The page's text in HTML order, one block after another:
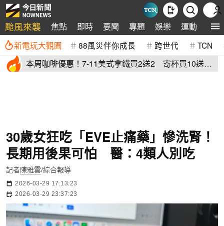
颱風來襲 焦點 即時 要聞 專題 娛樂 運動 全球
新電玩大觀園 88風災伴你成長 跨世代 TCN
本周咖啡優惠！7-11美式拿鐵買2送2 寄杯買10送
30歲女狂吃「EVE止痛藥」慘洗腎！
長期用後果可怕 醫：4類人別吃
記者陳雅雲/綜合報導
2026-03-29 17:13:23
2026-03-29 23:37:23